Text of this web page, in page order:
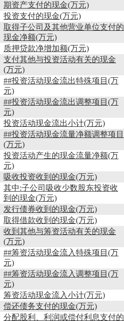
期资产支付的现金(万元)
投资支付的现金(万元)
取得子公司及其他营业单位支付的
现金净额(万元)
质押贷款净增加额(万元)
支付其他与投资活动有关的现金
(万元)
##投资活动现金流出特殊项目(万
元)
##投资活动现金流出调整项目(万
元)
投资活动现金流出小计(万元)
##投资活动现金流量净额调整项目
(万元)
投资活动产生的现金流量净额(万
元)
吸收投资收到的现金(万元)
其中:子公司吸收少数股东投资收
到的现金(万元)
发行债券收到的现金(万元)
取得借款收到的现金(万元)
收到其他与筹资活动有关的现金
(万元)
##筹资活动现金流入特殊项目(万
元)
##筹资活动现金流入调整项目(万
元)
筹资活动现金流入小计(万元)
偿还债务支付的现金(万元)
分配股利、利润或偿付利息支付的